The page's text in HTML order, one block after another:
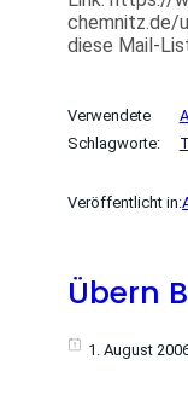
chemnitz.de/
diese Mail-
Verwendete
Schlagworte:
Veröffentlicht in:
Übern
1. August